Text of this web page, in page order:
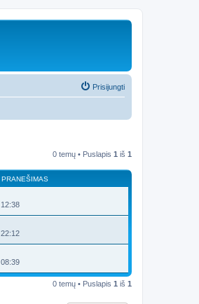
Prisijungti
0 temų • Puslapis 1 iš 1
0 temų • Puslapis 1 iš 1